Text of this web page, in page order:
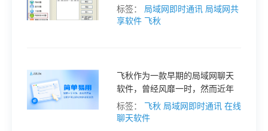
格
QQ、飞秋等。然而，使用这些软
件时，我们可能会遇到各种问
标签： 局域网即时通讯 局域网共
享软件
飞秋
飞秋作为一款早期的局域网聊天
软件，曾经风靡一时，然而近年
来已经停止更新。那么，有没有
比飞秋速度更快、更好用的局域
标签： 飞秋 局域网即时通讯 在线
聊天软件